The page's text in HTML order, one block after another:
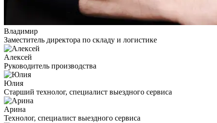
Владимир
Заместитель директора по складу и логистике
Алексей
Руководитель производства
Юлия
Старший технолог, специалист выездного сервиса
Арина
Технолог, специалист выездного сервиса